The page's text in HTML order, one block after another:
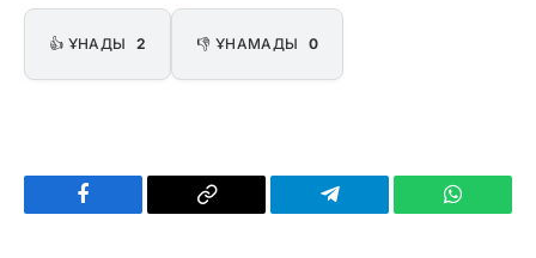
👍 ҰНАДЫ 2 👎 ҰНАМАДЫ 0
Facebook
Copy
Telegram